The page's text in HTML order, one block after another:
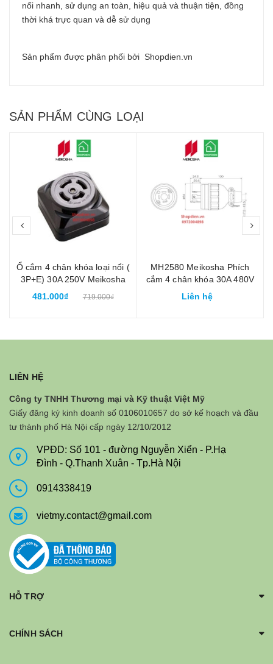
nối nhanh, sử dụng an toàn, hiệu quả và thuận tiện, đồng
thời khá trực quan và dễ sử dụng
Sản phẩm được phân phối bởi Shopdien.vn
SẢN PHẨM CÙNG LOẠI
Ổ cắm 4 chân khóa loại nổi (
3P+E) 30A 250V Meikosha
MH2890
481.000₫ 719.000₫
MH2580 Meikosha Phích
cắm 4 chân khóa 30A 480V
3P+E cao su
Liên hệ
prev
LIÊN HỆ
Công ty TNHH Thương mại và Kỹ thuật Việt Mỹ
Giấy đăng ký kinh doanh số 0106010657 do sở kế hoạch và đầu
tư thành phố Hà Nội cấp ngày 12/10/2012
VPĐD: Số 101 - đường Nguyễn Xiển - P.Hạ
Đình - Q.Thanh Xuân - Tp.Hà Nội
0914338419
vietmy.contact@gmail.com
HỖ TRỢ
CHÍNH SÁCH